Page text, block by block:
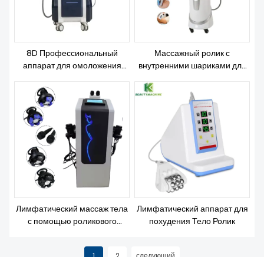
8D Профессиональный
аппарат для омоложения
ролик для коррекции фигуры
и контурирования тела.
Массажный ролик с
внутренними шариками для
борьбы с целлюлитом
Лимфатический массаж тела
с помощью роликового
массаж шеи.
Лимфатический аппарат для
похудения Тело Ролик